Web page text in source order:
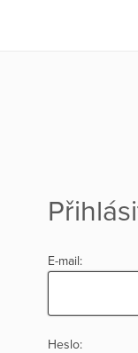
E-mail:
Heslo: